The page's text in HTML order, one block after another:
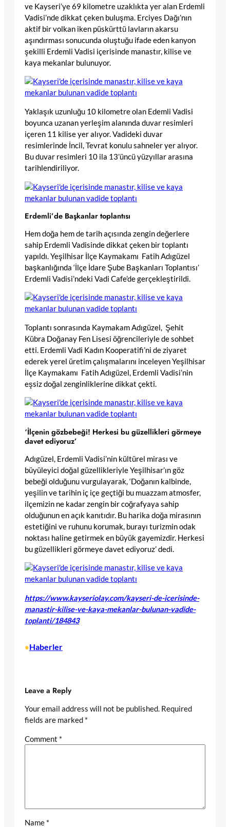
ve Kayseri’ye 69 kilometre uzaklıkta yer alan Erdemli
Vadisi’nde dikkat çeken buluşma. Erciyes Dağı’nın
aktif bir volkan iken püskürttü lavların akarsu
aşındırması sonucunda oluştuğu ifade eden kanyon
şekilli Erdemli Vadisi içerisinde manastır, kilise ve
kaya mekanlar bulunuyor.
Yaklaşık uzunluğu 10 kilometre olan Edemli Vadisi
boyunca uzanan yerleşim alanında duvar resimleri
içeren 11 kilise yer alıyor. Vadideki duvar
resimlerinde İncil, Tevrat konulu sahneler yer alıyor.
Bu duvar resimleri 10 ila 13’üncü yüzyıllar arasına
tarihlendiriliyor.
Erdemli’de Başkanlar toplantısı
Hem doğa hem de tarih açısında zengin değerlere
sahip Erdemli Vadisinde dikkat çeken bir toplantı
yapıldı. Yeşilhisar İlçe Kaymakamı Fatih Adıgüzel
başkanlığında ‘İlçe İdare Şube Başkanları Toplantısı’
Erdemli Vadisi’ndeki Vadi Cafe’de gerçekleştirildi.
Toplantı sonrasında Kaymakam Adıgüzel, Şehit
Kübra Doğanay Fen Lisesi öğrencileriyle de sohbet
etti. Erdemli Vadi Kadın Kooperatifi’ni de ziyaret
ederek yerel üretim çalışmalarını inceleyen Yeşilhisar
İlçe Kaymakamı Fatih Adıgüzel, ​Erdemli Vadisi’nin
eşsiz doğal zenginliklerine dikkat çekti.
‘İlçenin gözbebeği! Herkesi bu güzellikleri görmeye
davet ediyoruz’
Adıgüzel, Erdemli Vadisi’nin kültürel mirası ve
büyüleyici doğal güzellikleriyle Yeşilhisar’ın göz
bebeği olduğunu vurgulayarak, ‘Doğanın kalbinde,
yeşilin ve tarihin iç içe geçtiği bu muazzam atmosfer,
ilçemizin ne kadar zengin bir coğrafyaya sahip
olduğunun en açık kanıtıdır. Bu harika doğa mirasının
estetiğini ve ruhunu korumak, burayı turizmin odak
noktası haline getirmek en büyük gayemizdir. Herkesi
bu güzellikleri görmeye davet ediyoruz’ dedi.
https://www.kayseriolay.com/kayseri-de-icerisinde-
manastir-kilise-ve-kaya-mekanlar-bulunan-vadide-
toplanti/184843
•Haberler
Leave a Reply
Your email address will not be published. Required
fields are marked *
Comment *
Name *